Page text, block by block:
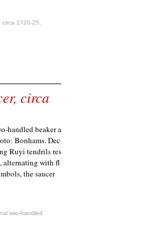
circa 1720-25
circa
handled beaker a
Bonhams. Dec
Ruyi tendrils res
alternating with fl
the saucer
two-handled